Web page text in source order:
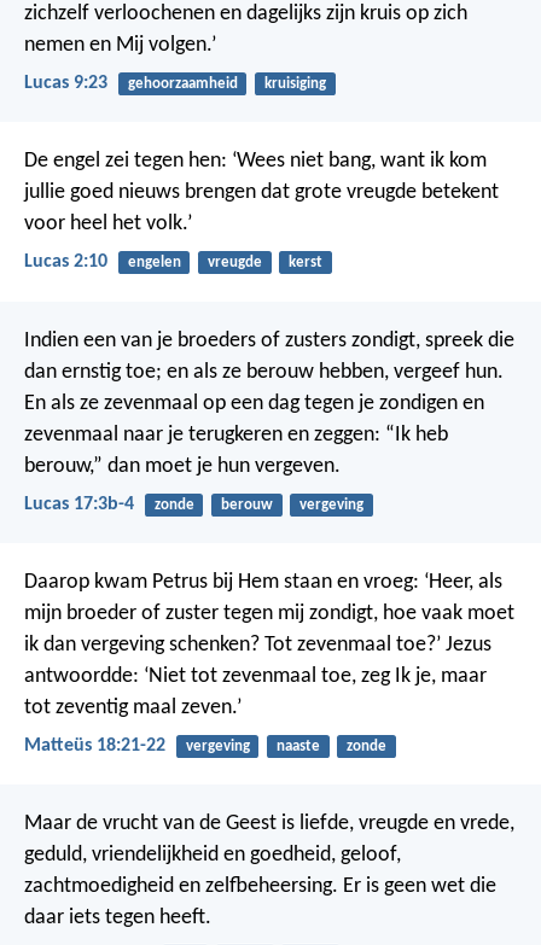
zichzelf verloochenen en dagelijks zijn kruis op zich
nemen en Mij volgen.’
Lucas 9:23 gehoorzaamheid kruisiging
De engel zei tegen hen: ‘Wees niet bang, want ik kom
jullie goed nieuws brengen dat grote vreugde betekent
voor heel het volk.’
Lucas 2:10 engelen vreugde kerst
Indien een van je broeders of zusters zondigt, spreek die
dan ernstig toe; en als ze berouw hebben, vergeef hun.
En als ze zevenmaal op een dag tegen je zondigen en
zevenmaal naar je terugkeren en zeggen: “Ik heb
berouw,” dan moet je hun vergeven.
Lucas 17:3b-4 zonde berouw vergeving
Daarop kwam Petrus bij Hem staan en vroeg: ‘Heer, als
mijn broeder of zuster tegen mij zondigt, hoe vaak moet
ik dan vergeving schenken? Tot zevenmaal toe?’ Jezus
antwoordde: ‘Niet tot zevenmaal toe, zeg Ik je, maar
tot zeventig maal zeven.’
Matteüs 18:21-22 vergeving naaste zonde
Maar de vrucht van de Geest is liefde, vreugde en vrede,
geduld, vriendelijkheid en goedheid, geloof,
zachtmoedigheid en zelfbeheersing. Er is geen wet die
daar iets tegen heeft.